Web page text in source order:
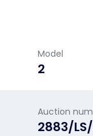
Model
2
Auction
2883/